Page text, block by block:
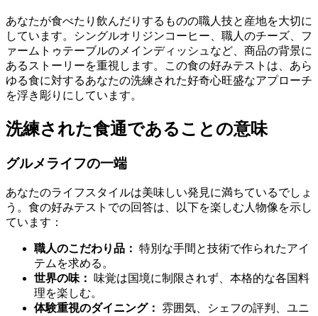
あなたが食べたり飲んだりするものの職人技と産地を大切に
しています。シングルオリジンコーヒー、職人のチーズ、フ
ァームトゥテーブルのメインディッシュなど、商品の背景に
あるストーリーを重視します。この食の好みテストは、あら
ゆる食に対するあなたの洗練された好奇心旺盛なアプローチ
を浮き彫りにしています。
洗練された食通であることの意味
グルメライフの一端
あなたのライフスタイルは美味しい発見に満ちているでしょ
う。食の好みテストでの回答は、以下を楽しむ人物像を示し
ています：
職人のこだわり品： 特別な手間と技術で作られたアイ
テムを求める。
世界の味：
味覚は国境に制限されず、本格的な各国料
理を楽しむ。
体験重視のダイニング： 雰囲気、シェフの評判、ユニ